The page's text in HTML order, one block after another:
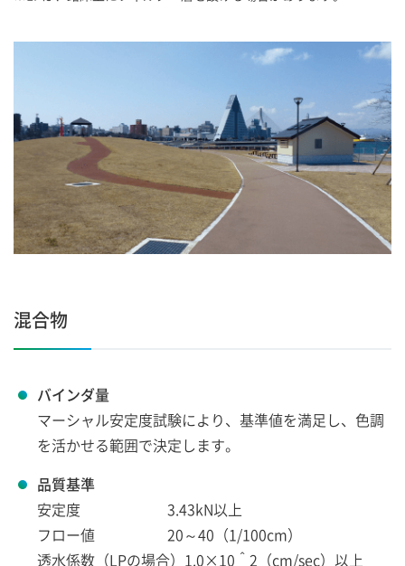
混合物
バインダ量
マーシャル安定度試験により、基準値を満足し、色調
を活かせる範囲で決定します。
品質基準
安定度 3.43kN以上
フロー値 20～40（1/100cm）
透水係数（LPの場合）1.0×10＾2（cm/sec）以上